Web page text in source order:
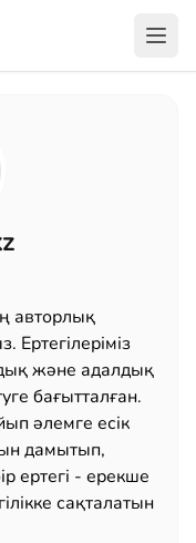
авторлық
Ертегілеріміз
және адалдық
бағытталған.
әлемге есік
дамытып,
ертегі - ерекше
сақталатын